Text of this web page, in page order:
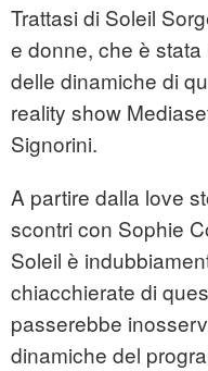
Trattasi di Soleil
e donne, che è
delle dinamiche di
reality show
Signorini.
A partire dalla love
scontri con Sophie
Soleil è
chiacchierate di
passerebbe
dinamiche del